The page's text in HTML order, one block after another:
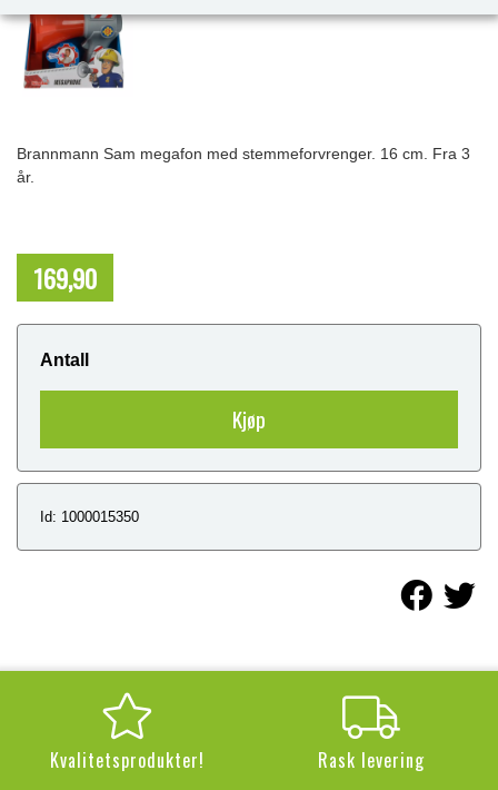
Brannmann Sam megafon med stemmeforvrenger. 16 cm. Fra 3
år.
169,90
Antall
Kjøp
Id: 1000015350
Kvalitetsprodukter! Rask levering